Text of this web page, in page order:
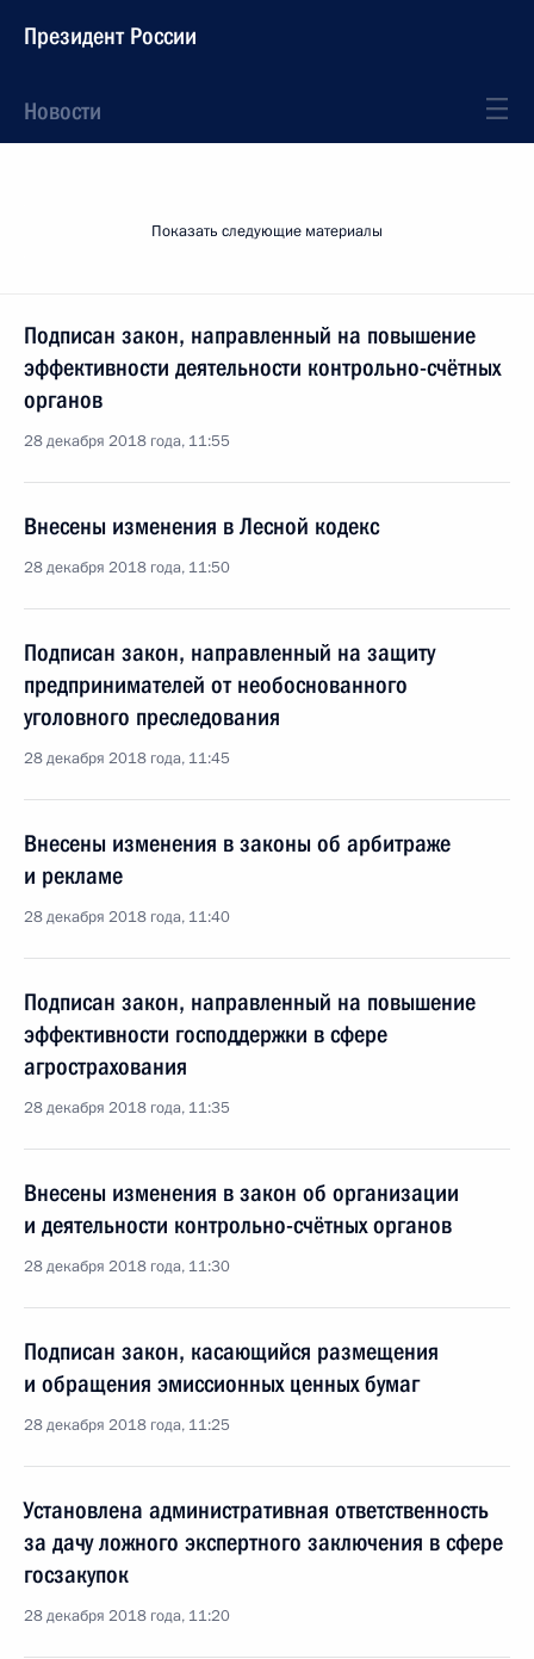
Президент России
Новости
Показать следующие материалы
Подписан закон, направленный на повышение
эффективности деятельности контрольно-счётных
органов
28 декабря 2018 года, 11:55
Внесены изменения в Лесной кодекс
28 декабря 2018 года, 11:50
Подписан закон, направленный на защиту
предпринимателей от необоснованного
уголовного преследования
28 декабря 2018 года, 11:45
Внесены изменения в законы об арбитраже
и рекламе
28 декабря 2018 года, 11:40
Подписан закон, направленный на повышение
эффективности господдержки в сфере
агрострахования
28 декабря 2018 года, 11:35
Внесены изменения в закон об организации
и деятельности контрольно-счётных органов
28 декабря 2018 года, 11:30
Подписан закон, касающийся размещения
и обращения эмиссионных ценных бумаг
28 декабря 2018 года, 11:25
Установлена административная ответственность
за дачу ложного экспертного заключения в сфере
госзакупок
28 декабря 2018 года, 11:20